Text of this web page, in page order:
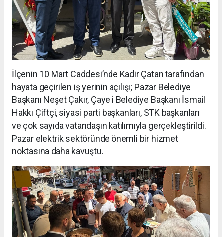
İlçenin 10 Mart Caddesi’nde Kadir Çatan tarafından
hayata geçirilen iş yerinin açılışı; Pazar Belediye
Başkanı Neşet Çakır, Çayeli Belediye Başkanı İsmail
Hakkı Çiftçi, siyasi parti başkanları, STK başkanları
ve çok sayıda vatandaşın katılımıyla gerçekleştirildi.
Pazar elektrik sektöründe önemli bir hizmet
noktasına daha kavuştu.